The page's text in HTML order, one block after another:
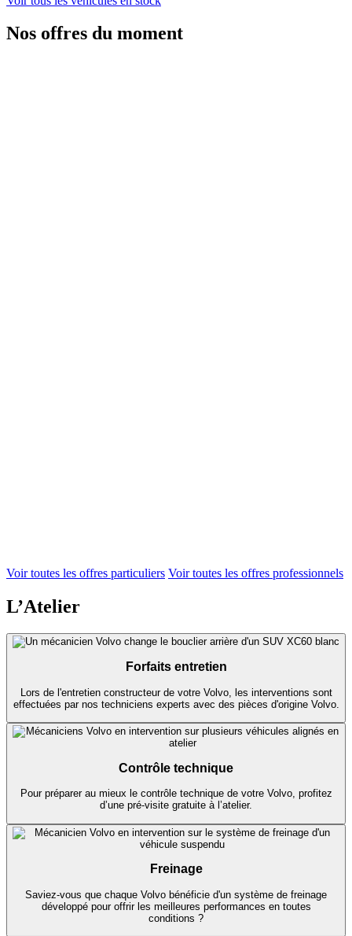
Nos offres du moment
Voir toutes les offres particuliers Voir toutes les offres professionnels
L’Atelier
Forfaits entretien
Lors de l'entretien constructeur de votre Volvo, les interventions sont
effectuées par nos techniciens experts avec des pièces d'origine Volvo.
Contrôle technique
Pour préparer au mieux le contrôle technique de votre Volvo, profitez
d’une pré-visite gratuite à l’atelier.
Freinage
Saviez-vous que chaque Volvo bénéficie d'un système de freinage
développé pour offrir les meilleures performances en toutes
conditions ?